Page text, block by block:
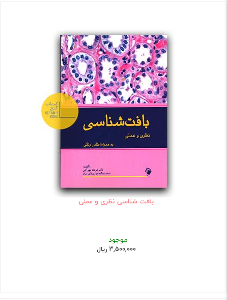
بافت شناسی نظری و عملی
موجود
3,500,000 ریال